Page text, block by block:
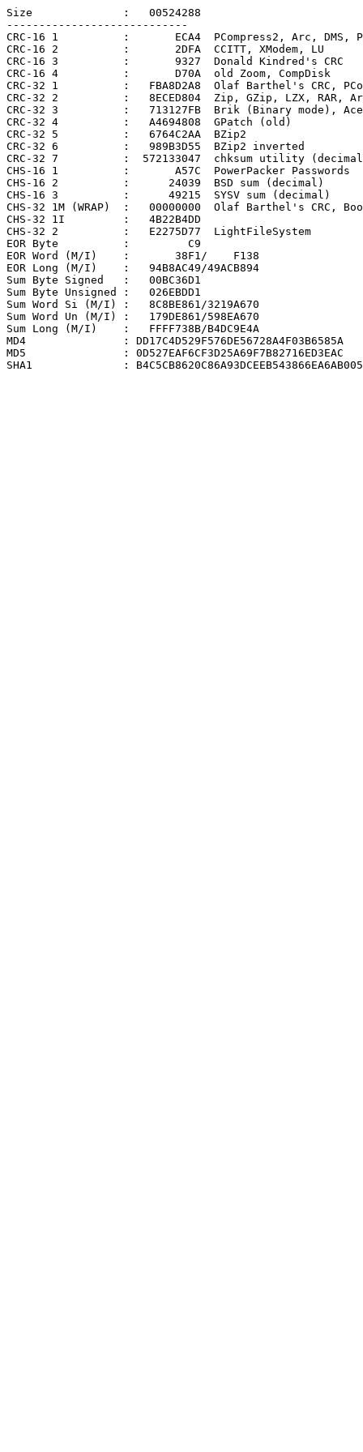
Size              :   00524288
----------------------------
CRC-16 1          :       ECA4  PCompress2, Arc, DMS,
CRC-16 2          :       2DFA  CCITT, XModem, LU
CRC-16 3          :       9327  Donald Kindred's CRC
CRC-16 4          :       D70A  old Zoom, CompDisk
CRC-32 1          :   FBA8D2A8  Olaf Barthel's CRC,
CRC-32 2          :   8ECED804  Zip, GZip, LZX, RAR,
CRC-32 3          :   713127FB  Brik (Binary mode), Ace
CRC-32 4          :   A4694808  GPatch (old)
CRC-32 5          :   6764C2AA  BZip2
CRC-32 6          :   989B3D55  BZip2 inverted
CRC-32 7          :  572133047  chksum utility
CHS-16 1          :       A57C  PowerPacker Passwords
CHS-16 2          :      24039  BSD sum (decimal)
CHS-16 3          :      49215  SYSV sum (decimal)
CHS-32 1M (WRAP)  :   00000000  Olaf Barthel's CRC,
CHS-32 1I         :   4B22B4DD
CHS-32 2          :   E2275D77  LightFileSystem
EOR Byte          :         C9
EOR Word (M/I)    :       38F1/    F138
EOR Long (M/I)    :   94B8AC49/49ACB894
Sum Byte Signed   :   00BC36D1
Sum Byte Unsigned :   026EBDD1
Sum Word Si (M/I) :   8C8BE861/3219A670
Sum Word Un (M/I) :   179DE861/598EA670
Sum Long (M/I)    :   FFFF738B/B4DC9E4A
MD4               : DD17C4D529F576DE56728A4F03B6585A
MD5               : 0D527EAF6CF3D25A69F7B82716ED3EAC